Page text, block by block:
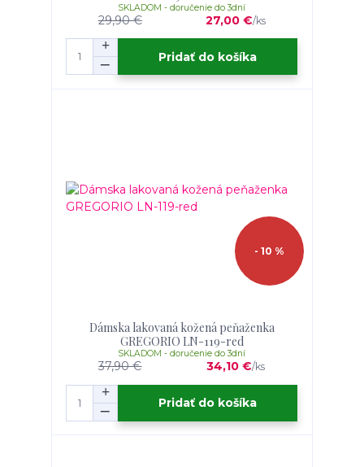
29,90 € 27,00 €/ks
SKLADOM - doručenie do 3dní
Pridať do košíka
- 10 %
Dámska lakovaná kožená peňaženka
GREGORIO LN-119-red
37,90 € 34,10 €/ks
SKLADOM - doručenie do 3dní
Pridať do košíka